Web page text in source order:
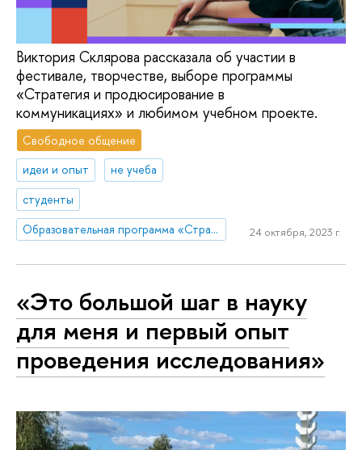
Виктория Склярова рассказала об участии в
фестивале, творчестве, выборе программы
«Стратегия и продюсирование в
коммуникациях» и любимом учебном проекте.
Свободное общение
идеи и опыт
не учеба
студенты
Образовательная программа «Стратегия и продюсирование в коммуникациях»
24 октября, 2023 г.
«Это большой шаг в науку
для меня и первый опыт
проведения исследования»